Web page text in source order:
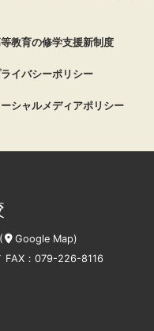
教育の修学支援新制度
イバシーポリシー
シャルメディアポリシー
Google Map)
FAX：079-226-8116